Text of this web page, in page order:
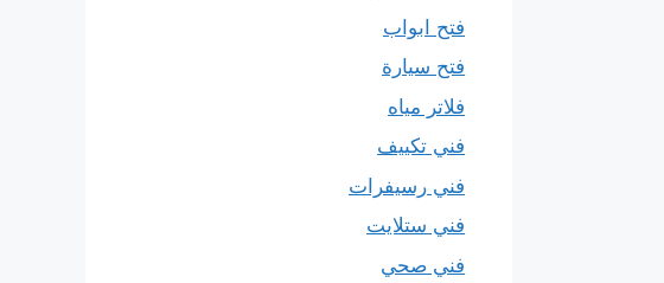
فتح ابواب
فتح سيارة
فلاتر مياه
فني تكييف
فني رسيفرات
فني ستلايت
فني صحي